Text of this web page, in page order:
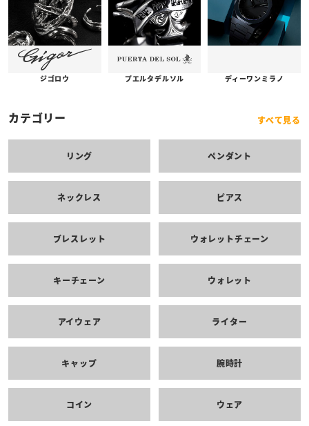
ジゴロウ プエルタデルソル ディーワンミラノ
カテゴリー すべて見る
リング ペンダント
ネックレス ピアス
ブレスレット ウォレットチェーン
キーチェーン ウォレット
アイウェア ライター
キャップ 腕時計
コイン ウェア